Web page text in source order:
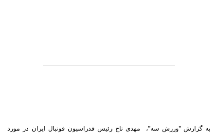
به گزارش "ورزش سه"، مهدی تاج رئیس فدراسیون فوتبال ایران در مورد